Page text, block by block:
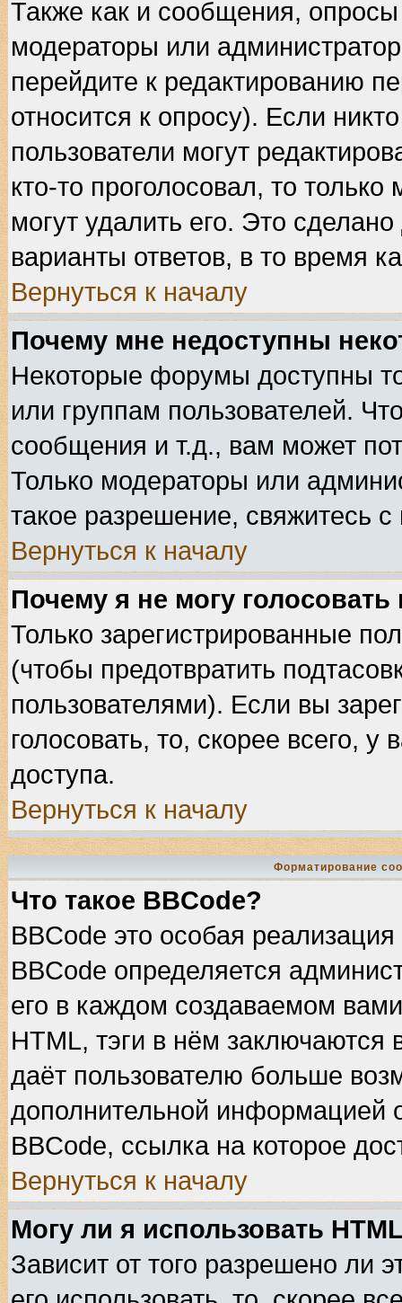
Также как и сообщения, опросы
модераторы или
перейдите к редактированию
относится к опросу). Если
пользователи могут
кто-то проголосовал, то
могут удалить его. Это
варианты ответов, в то время
Вернуться к началу
Почему мне недоступны
Некоторые форумы доступны
или группам пользователей.
сообщения и т.д., вам может
Только модераторы или
такое разрешение, свяжитесь
Вернуться к началу
Почему я не могу голосовать
Только зарегистрированные
(чтобы предотвратить
пользователями). Если вы
голосовать, то, скорее всего,
доступа.
Вернуться к началу
Форматирование
Что такое BBCode?
BBCode это особая
BBCode определяется
его в каждом создаваемом
HTML, тэги в нём заключаются
даёт пользователю больше
дополнительной информацией
BBCode, ссылка на которое
Вернуться к началу
Могу ли я использовать
Зависит от того разрешено ли